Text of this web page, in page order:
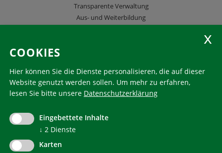
Transparente Verwaltung
Aus- und Weiterbildung
KlimaHaus ist eine eingetragene Marke. Die Nutzung muss
communication@klimahausagentur.it
© 2022 Agentur für Energie Südtirol - KlimaHaus
COOKIES
Hier können Sie die Dienste personalisieren, die auf dieser
Website genutzt werden sollen. Um mehr zu erfahren,
lesen Sie bitte unsere Datenschutzerklärung
Eingebettete Inhalte
↓ 2 Dienste
Karten